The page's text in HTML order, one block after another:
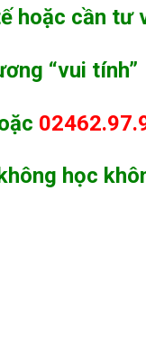
hoặc cần tư
“vui tính”
học